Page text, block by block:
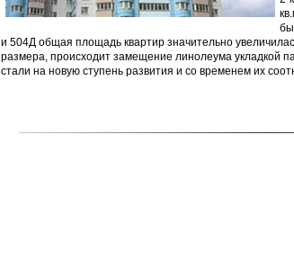
и 504Д общая площадь квартир значительно
размера, происходит замещение линолеума укладкой
стали на новую ступень развития и со временем их